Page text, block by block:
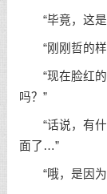
“毕竟，这是
“刚刚哲的样
“现在脸红的
吗？”
“话说，有什
面了…”
“哦，是因为